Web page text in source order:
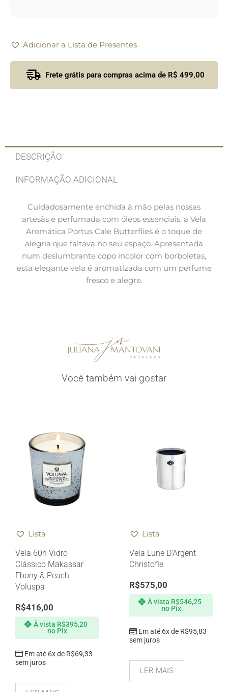
Adicionar a Lista de Presentes
Frete grátis para compras acima de R$ 499,00
DESCRIÇÃO
INFORMAÇÃO ADICIONAL
Cuidadosamente enchida à mão pelas nossas
artesãs e perfumada com óleos essenciais, a Vela
Aromática Portus Cale Butterflies é o toque de
alegria que faltava no seu espaço. Apresentada
num deslumbrante copo incolor com borboletas,
esta elegante vela é aromatizada com um perfume
fresco e alegre.
Você também vai gostar
Lista
Vela 60h Vidro
Clássico Makassar
Ebony & Peach
Voluspa
R$416,00
Em até 6x de R$69,33
sem juros
À vista R$395,20
no Pix
Lista
Vela Lune D’Argent
Christofle
R$575,00
Em até 6x de R$95,83
sem juros
À vista R$546,25
no Pix
LER MAIS